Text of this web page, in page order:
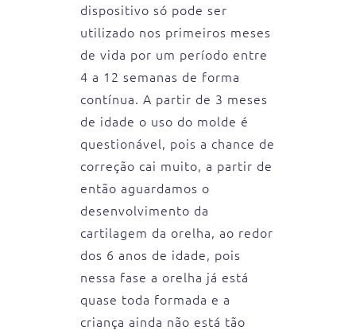
dispositivo só pode ser
utilizado nos primeiros meses
de vida por um período entre
4 a 12 semanas de forma
contínua. A partir de 3 meses
de idade o uso do molde é
questionável, pois a chance de
correção cai muito, a partir de
então aguardamos o
desenvolvimento da
cartilagem da orelha, ao redor
dos 6 anos de idade, pois
nessa fase a orelha já está
quase toda formada e a
criança ainda não está tão